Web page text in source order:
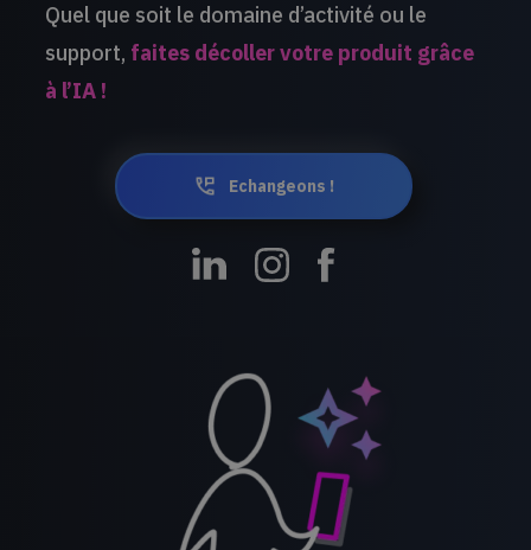
Quel que soit le domaine d’activité ou le
support, faites décoller votre produit grâce
à l’IA !
Echangeons !